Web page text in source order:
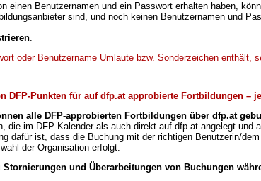
einen Benutzernamen und ein Passwort erhalten haben,
sind, und noch keinen Benutzernamen und
.
oder Benutzername Umlaute bzw. Sonderzeichen enthält,
DFP-Punkten für auf dfp.at approbierte Fortbildungen –
alle DFP-approbierten Fortbildungen über dfp.at
die im DFP-Kalender als auch direkt auf dfp.at angelegt und
dafür ist, dass die Buchung mit der richtigen Benutzerin/
der Organisation erfolgt.
Stornierungen und Überarbeitungen von Buchungen